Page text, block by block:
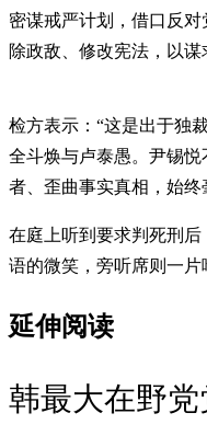
密谋戒严计划，借口反
除政敌、修改宪法，以谋
检方表示：“这是出于独
全斗焕与卢泰愚。尹锡
者、歪曲事实真相，始
在庭上听到要求判死刑
语的微笑，旁听席则一片
延伸阅读
韩最大在野